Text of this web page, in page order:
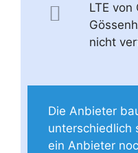
LTE von
nicht
Die Anbieter
unterschiedlich
ein Anbieter